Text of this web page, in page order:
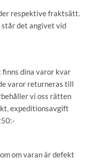
respektive fraktsätt.
det angivet vid
dina varor kvar
varor returneras till
vi oss rätten
expeditionsavgift
om varan är defekt